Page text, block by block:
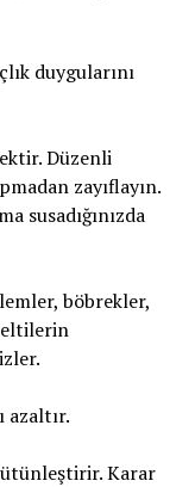
duygularını
Düzenli
zayıflayın.
susadığınızda
böbrekler,
azaltır.
Karar